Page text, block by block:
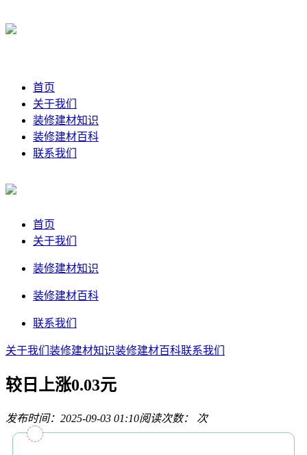
首页
关于我们
装修建材知识
装修建材百科
联系我们
首页
关于我们
装修建材知识
装修建材百科
联系我们
关于我们 装修建材知识装修建材百科联系我们
较日上涨0.03元
发布时间：2025-09-03 01:10阅读次数： 次